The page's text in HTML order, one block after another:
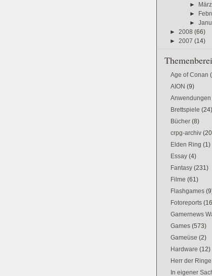
►
►
►
► 2008 (66)
► 2007 (14)
Age of Conan
AION (9)
Anwendungen
Brettspiele (24)
Bücher (8)
crpg-archiv
Elden Ring (1)
Essay (4)
Fantasy (231)
Filme (61)
Flashgames
Fotoreports
Gamernews
Games (573)
Gameüse (2)
Hardware (12)
Herr der Ringe
In eigener